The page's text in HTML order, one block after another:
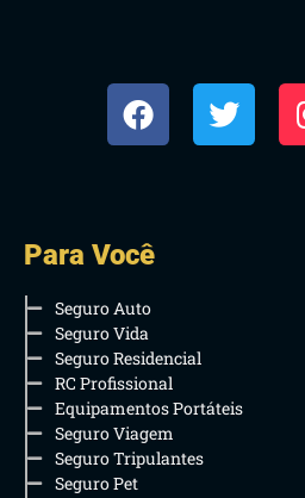
Para Você
Seguro Auto
Seguro Vida
Seguro Residencial
RC Profissional
Equipamentos Portáteis
Seguro Viagem
Seguro Tripulantes
Seguro Pet